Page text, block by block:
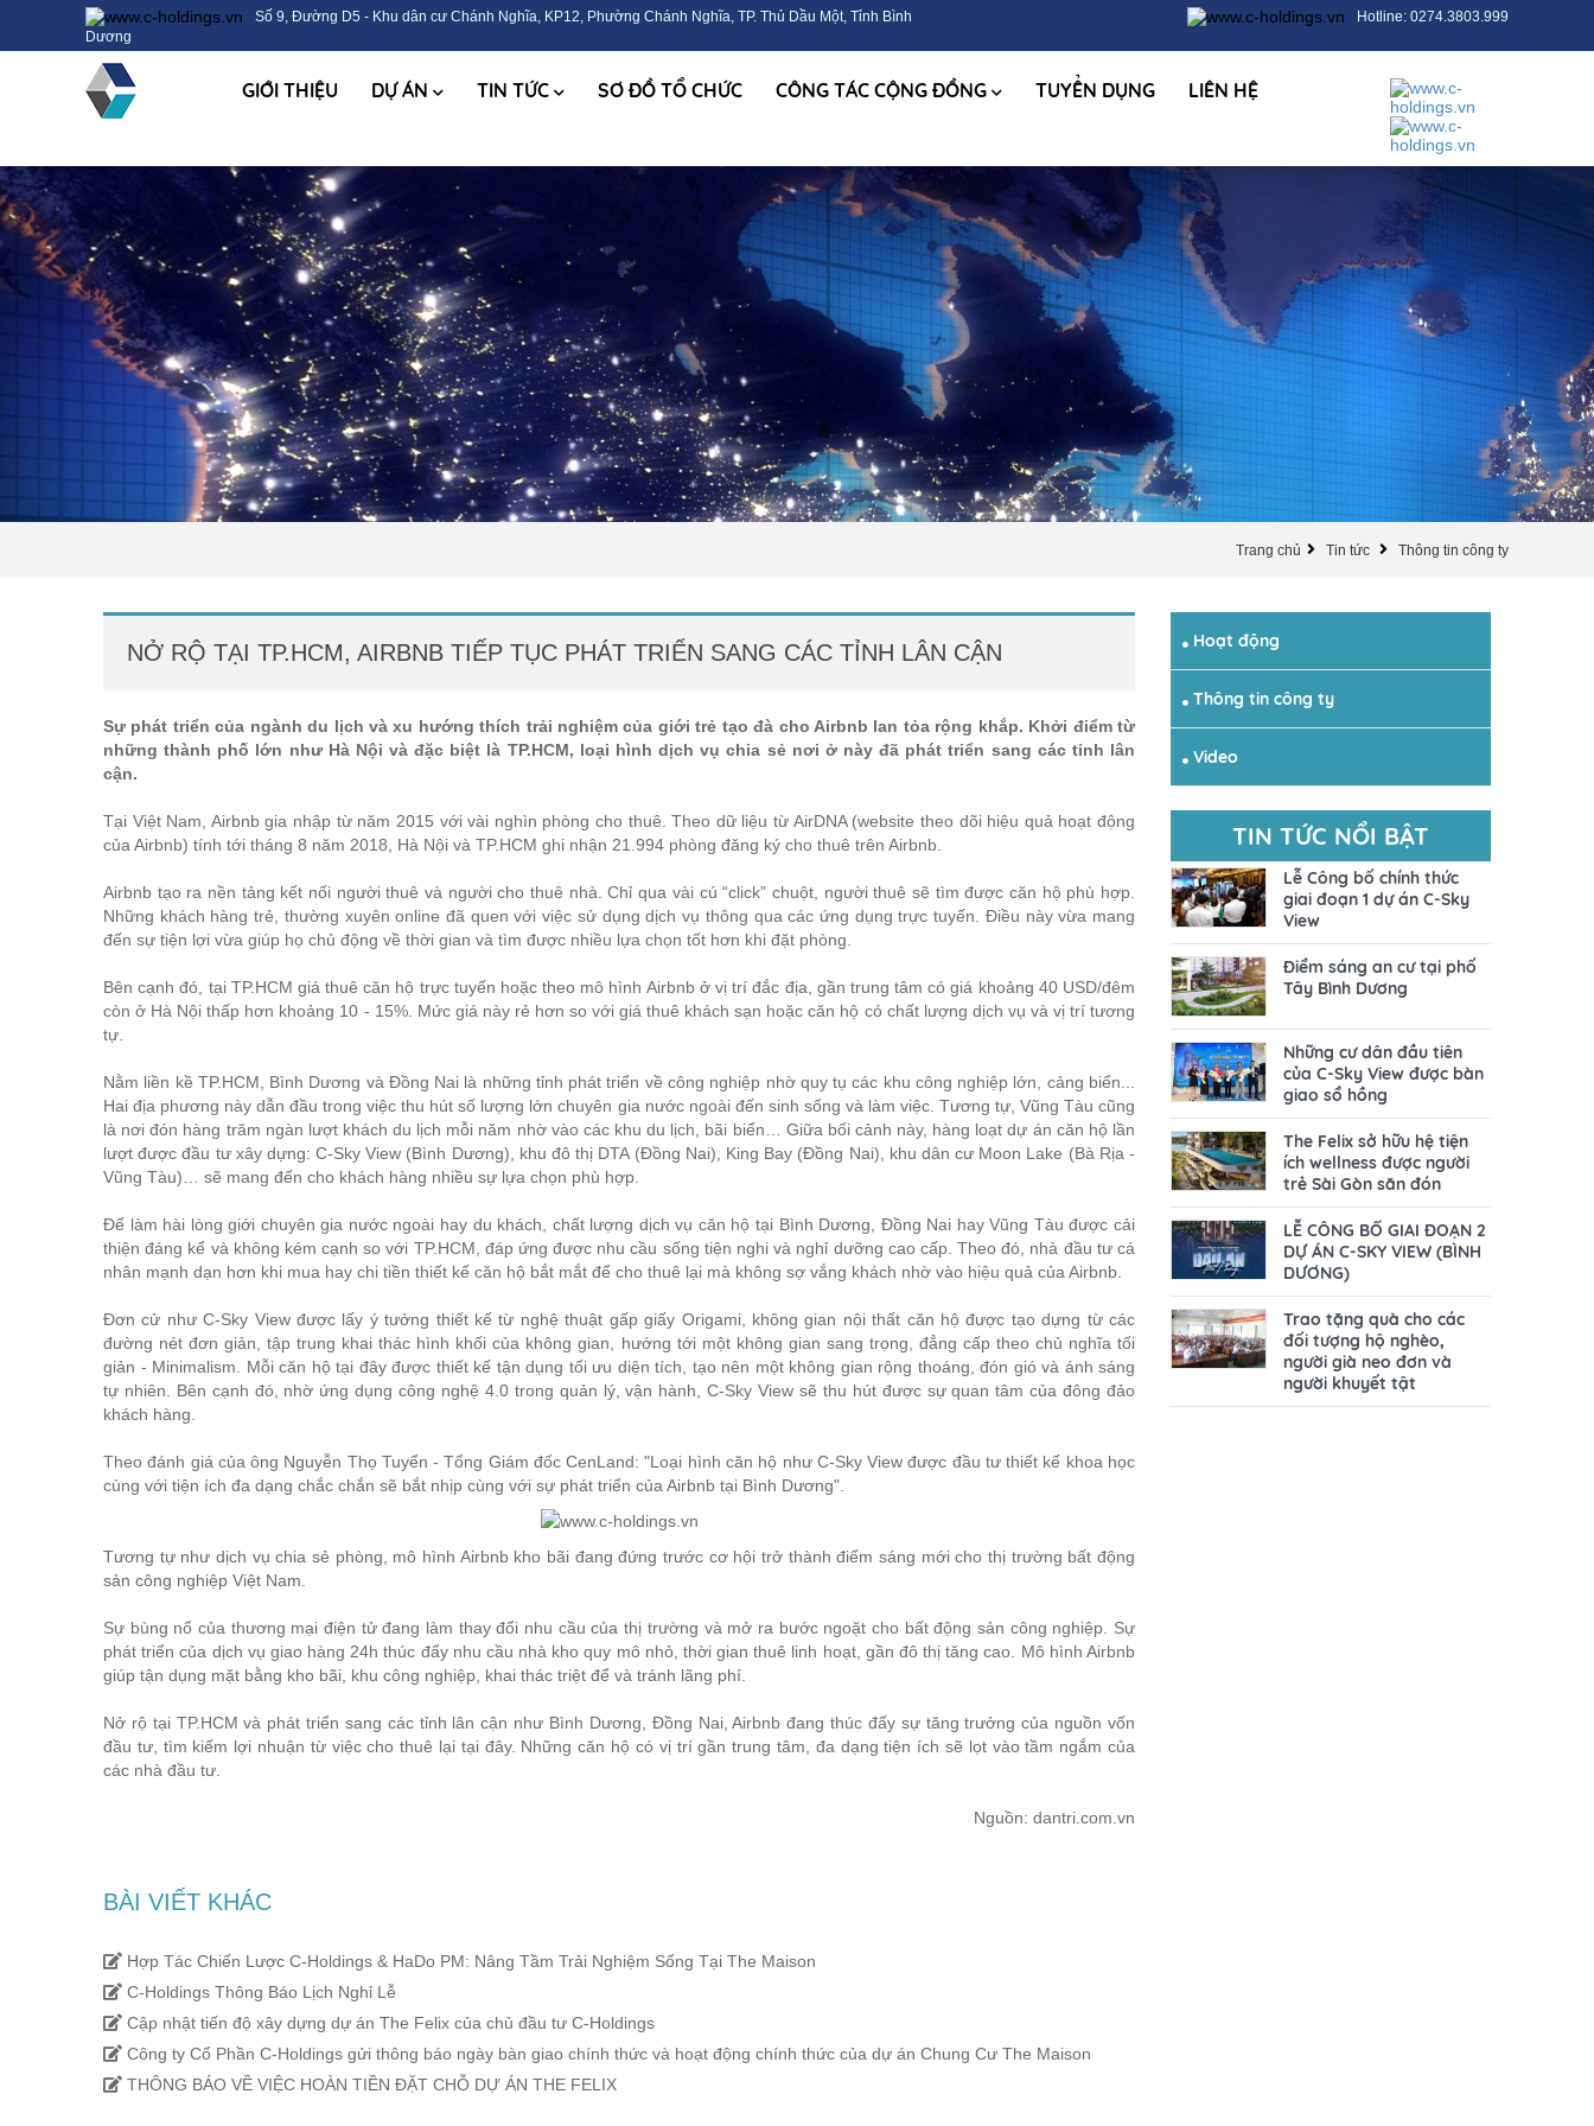
Số 9, Đường D5 - Khu dân cư Chánh Nghĩa, KP12, Phường Chánh Nghĩa, TP. Thủ Dầu Một, Tỉnh Bình
Dương
Hotline: 0274.3803.999
GIỚI THIỆU DỰ ÁN TIN TỨC SƠ ĐỒ TỔ CHỨC CÔNG TÁC CỘNG ĐỒNG TUYỂN DỤNG LIÊN HỆ
Trang chủ Tin tức Thông tin công ty
NỞ RỘ TẠI TP.HCM, AIRBNB TIẾP TỤC PHÁT TRIỂN SANG CÁC TỈNH LÂN CẬN
Sự phát triển của ngành du lịch và xu hướng thích trải nghiệm của giới trẻ tạo đà cho Airbnb lan tỏa rộng khắp. Khởi điểm từ
những thành phố lớn như Hà Nội và đặc biệt là TP.HCM, loại hình dịch vụ chia sẻ nơi ở này đã phát triển sang các tỉnh lân
cận.
Tại Việt Nam, Airbnb gia nhập từ năm 2015 với vài nghìn phòng cho thuê. Theo dữ liệu từ AirDNA (website theo dõi hiệu quả hoạt động
của Airbnb) tính tới tháng 8 năm 2018, Hà Nội và TP.HCM ghi nhận 21.994 phòng đăng ký cho thuê trên Airbnb.
Airbnb tạo ra nền tảng kết nối người thuê và người cho thuê nhà. Chỉ qua vài cú “click” chuột, người thuê sẽ tìm được căn hộ phù hợp.
Những khách hàng trẻ, thường xuyên online đã quen với việc sử dụng dịch vụ thông qua các ứng dụng trực tuyến. Điều này vừa mang
đến sự tiện lợi vừa giúp họ chủ động về thời gian và tìm được nhiều lựa chọn tốt hơn khi đặt phòng.
Bên cạnh đó, tại TP.HCM giá thuê căn hộ trực tuyến hoặc theo mô hình Airbnb ở vị trí đắc địa, gần trung tâm có giá khoảng 40 USD/đêm
còn ở Hà Nội thấp hơn khoảng 10 - 15%. Mức giá này rẻ hơn so với giá thuê khách sạn hoặc căn hộ có chất lượng dịch vụ và vị trí tương
tự.
Nằm liền kề TP.HCM, Bình Dương và Đồng Nai là những tỉnh phát triển về công nghiệp nhờ quy tụ các khu công nghiệp lớn, cảng biển...
Hai địa phương này dẫn đầu trong việc thu hút số lượng lớn chuyên gia nước ngoài đến sinh sống và làm việc. Tương tự, Vũng Tàu cũng
là nơi đón hàng trăm ngàn lượt khách du lịch mỗi năm nhờ vào các khu du lịch, bãi biển… Giữa bối cảnh này, hàng loạt dự án căn hộ lần
lượt được đầu tư xây dựng: C-Sky View (Bình Dương), khu đô thị DTA (Đồng Nai), King Bay (Đồng Nai), khu dân cư Moon Lake (Bà Rịa -
Vũng Tàu)… sẽ mang đến cho khách hàng nhiều sự lựa chọn phù hợp.
Để làm hài lòng giới chuyên gia nước ngoài hay du khách, chất lượng dịch vụ căn hộ tại Bình Dương, Đồng Nai hay Vũng Tàu được cải
thiện đáng kể và không kém cạnh so với TP.HCM, đáp ứng được nhu cầu sống tiện nghi và nghỉ dưỡng cao cấp. Theo đó, nhà đầu tư cá
nhân mạnh dạn hơn khi mua hay chi tiền thiết kế căn hộ bắt mắt để cho thuê lại mà không sợ vắng khách nhờ vào hiệu quả của Airbnb.
Đơn cử như C-Sky View được lấy ý tưởng thiết kế từ nghệ thuật gấp giấy Origami, không gian nội thất căn hộ được tạo dựng từ các
đường nét đơn giản, tập trung khai thác hình khối của không gian, hướng tới một không gian sang trọng, đẳng cấp theo chủ nghĩa tối
giản - Minimalism. Mỗi căn hộ tại đây được thiết kế tận dụng tối ưu diện tích, tạo nên một không gian rộng thoáng, đón gió và ánh sáng
tự nhiên. Bên cạnh đó, nhờ ứng dụng công nghệ 4.0 trong quản lý, vận hành, C-Sky View sẽ thu hút được sự quan tâm của đông đảo
khách hàng.
Theo đánh giá của ông Nguyễn Thọ Tuyển - Tổng Giám đốc CenLand: "Loại hình căn hộ như C-Sky View được đầu tư thiết kế khoa học
cùng với tiện ích đa dạng chắc chắn sẽ bắt nhịp cùng với sự phát triển của Airbnb tại Bình Dương".
Tương tự như dịch vụ chia sẻ phòng, mô hình Airbnb kho bãi đang đứng trước cơ hội trở thành điểm sáng mới cho thị trường bất động
sản công nghiệp Việt Nam.
Sự bùng nổ của thương mại điện tử đang làm thay đổi nhu cầu của thị trường và mở ra bước ngoặt cho bất động sản công nghiệp. Sự
phát triển của dịch vụ giao hàng 24h thúc đẩy nhu cầu nhà kho quy mô nhỏ, thời gian thuê linh hoạt, gần đô thị tăng cao. Mô hình Airbnb
giúp tận dụng mặt bằng kho bãi, khu công nghiệp, khai thác triệt để và tránh lãng phí.
Nở rộ tại TP.HCM và phát triển sang các tỉnh lân cận như Bình Dương, Đồng Nai, Airbnb đang thúc đẩy sự tăng trưởng của nguồn vốn
đầu tư, tìm kiếm lợi nhuận từ việc cho thuê lại tại đây. Những căn hộ có vị trí gần trung tâm, đa dạng tiện ích sẽ lọt vào tầm ngắm của
các nhà đầu tư.
Nguồn: dantri.com.vn
BÀI VIẾT KHÁC
Hợp Tác Chiến Lược C-Holdings & HaDo PM: Nâng Tầm Trải Nghiệm Sống Tại The Maison
C-Holdings Thông Báo Lịch Nghỉ Lễ
Cập nhật tiến độ xây dựng dự án The Felix của chủ đầu tư C-Holdings
Công ty Cổ Phần C-Holdings gửi thông báo ngày bàn giao chính thức và hoạt động chính thức của dự án Chung Cư The Maison
THÔNG BÁO VỀ VIỆC HOÀN TIỀN ĐẶT CHỖ DỰ ÁN THE FELIX
Hoạt động
Thông tin công ty
Video
TIN TỨC NỔI BẬT
Lễ Công bố chính thức
giai đoạn 1 dự án C-Sky
View
Điểm sáng an cư tại phố
Tây Bình Dương
Những cư dân đầu tiên
của C-Sky View được bàn
giao sổ hồng
The Felix sở hữu hệ tiện
ích wellness được người
trẻ Sài Gòn săn đón
LỄ CÔNG BỐ GIAI ĐOẠN 2
DỰ ÁN C-SKY VIEW (BÌNH
DƯƠNG)
Trao tặng quà cho các
đối tượng hộ nghèo,
người già neo đơn và
người khuyết tật